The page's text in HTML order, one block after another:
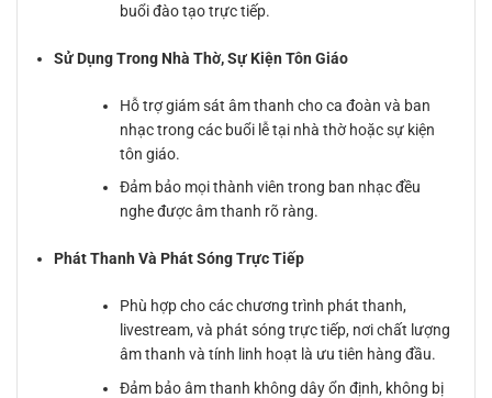
buổi đào tạo trực tiếp.
Sử Dụng Trong Nhà Thờ, Sự Kiện Tôn Giáo
Hỗ trợ giám sát âm thanh cho ca đoàn và ban
nhạc trong các buổi lễ tại nhà thờ hoặc sự kiện
tôn giáo.
Đảm bảo mọi thành viên trong ban nhạc đều
nghe được âm thanh rõ ràng.
Phát Thanh Và Phát Sóng Trực Tiếp
Phù hợp cho các chương trình phát thanh,
livestream, và phát sóng trực tiếp, nơi chất lượng
âm thanh và tính linh hoạt là ưu tiên hàng đầu.
Đảm bảo âm thanh không dây ổn định, không bị